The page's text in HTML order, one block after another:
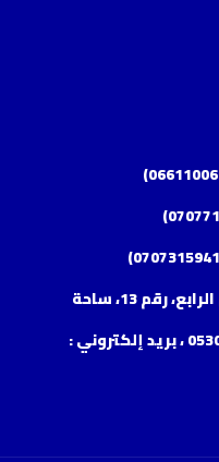
بلبريس، رقم 6، زنقة بيروت، الطابق الرابع، رقم 13، ساحة
المامونية، الرباط ، هاتف : 0530285088 ، بريد إلكتروني :